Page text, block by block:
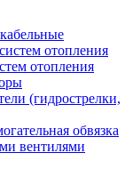
отопления
(гидрострелки,
обвязка